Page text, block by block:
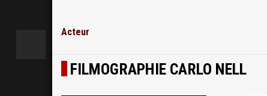
Acteur
FILMOGRAPHIE CARLO NELL